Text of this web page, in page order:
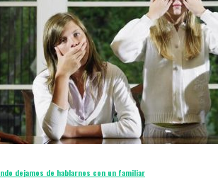
dejamos de hablarnos con un familiar